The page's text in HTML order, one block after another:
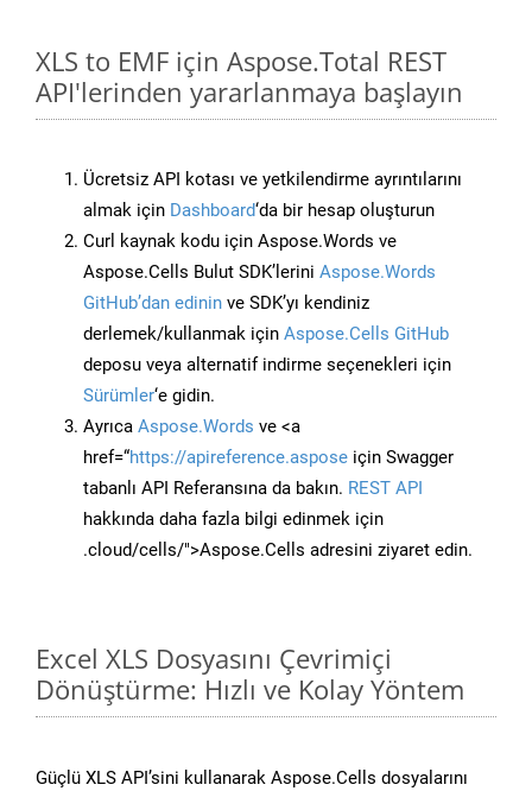
XLS to EMF için Aspose.Total REST
API'lerinden yararlanmaya başlayın
Ücretsiz API kotası ve yetkilendirme ayrıntılarını
almak için Dashboard‘da bir hesap oluşturun
Curl kaynak kodu için Aspose.Words ve
Aspose.Cells Bulut SDK’lerini Aspose.Words
GitHub’dan edinin ve SDK’yı kendiniz
derlemek/kullanmak için Aspose.Cells GitHub
deposu veya alternatif indirme seçenekleri için
Sürümler‘e gidin.
Ayrıca Aspose.Words ve <a
href=“https://apireference.aspose için Swagger
tabanlı API Referansına da bakın. REST API
hakkında daha fazla bilgi edinmek için
.cloud/cells/">Aspose.Cells adresini ziyaret edin.
Excel XLS Dosyasını Çevrimiçi
Dönüştürme: Hızlı ve Kolay Yöntem
Güçlü XLS API’sini kullanarak Aspose.Cells dosyalarını